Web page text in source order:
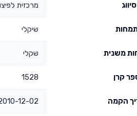
סיווג מרכזית
שיקלי
משנית שקלי
קרן 1528
הקמה 12-02 00:00:00